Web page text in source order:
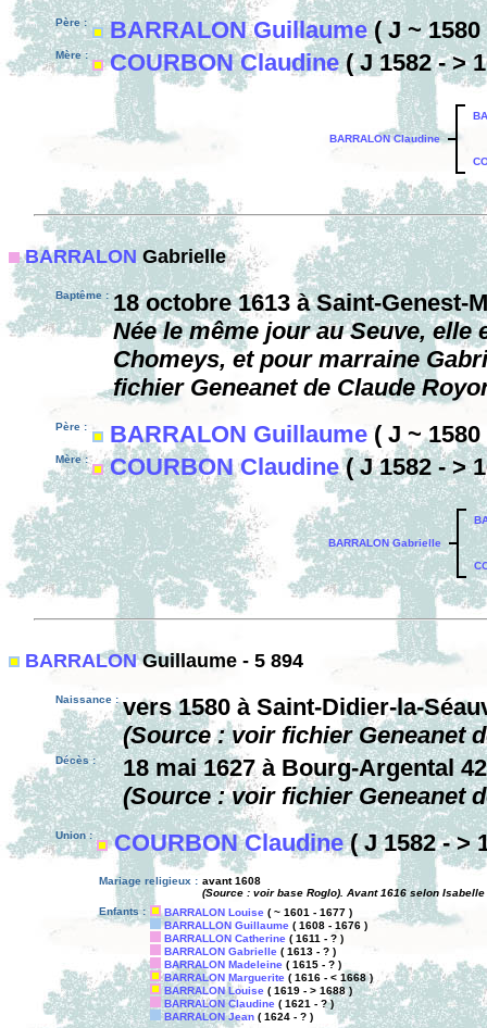
Père : BARRALON Guillaume( J ~ 1580
Mère : COURBON Claudine( J 1582 - >
BARRALON Claudine
BARRALON Gabrielle
Baptême : 18 octobre 1613 à Saint-Genest-
Née le même jour au Seuve,
Chomeys, et pour marraine
fichier Geneanet de Claude
Père : BARRALON Guillaume ( J ~ 1580
Mère : COURBON Claudine( J 1582 - >
BARRALON Gabrielle
BARRALONGuillaume - 5 894
Naissance : vers 1580 à Saint-Didier-la-
(Source : voir fichier Geneanet
Décès :
18 mai 1627 à Bourg-Argental 42
(Source : voir fichier Geneanet
Union : COURBON Claudine( J 1582 - >
Mariage religieux : avant 1608
(Source : voir base Roglo). Avant 1616 selon Isabelle
Enfants :
BARRALON Louise ( ~ 1601 - 1677 )
BARRALLON Guillaume ( 1608 - 1676 )
BARRALLON Catherine ( 1611 - ? )
BARRALON Gabrielle ( 1613 - ? )
BARRALON Madeleine ( 1615 - ? )
BARRALON Marguerite ( 1616 - < 1668 )
BARRALON Louise ( 1619 - > 1688 )
BARRALON Claudine ( 1621 - ? )
BARRALON Jean ( 1624 - ? )